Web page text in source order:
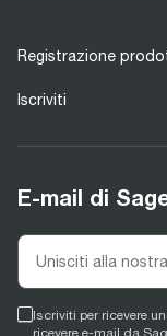
Registrazione
Iscriviti
E-mail di
Iscriviti per ricevere
ricevere e-mail da